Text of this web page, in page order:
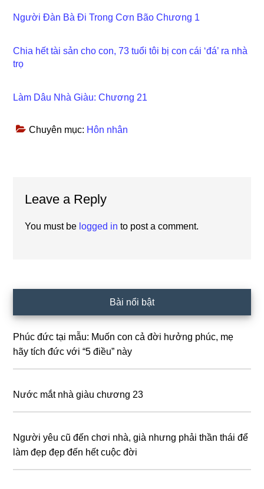
Người Đàn Bà Đi Trong Cơn Bão Chương 1
Chia hết tài sản cho con, 73 tuổi tôi bị con cái ‘đá’ ra nhà
trọ
Làm Dâu Nhà Giàu: Chương 21
Chuyên mục: Hôn nhân
Interactions
Leave a Reply
You must be logged in to post a comment.
Sidebar
Bài nổi bật
Phúc đức tại mẫu: Muốn con cả đời hưởng phúc, mẹ
hãy tích đức với “5 điều” này
Nước mắt nhà giàu chương 23
Người yêu cũ đến chơi nhà, già nhưng phải thần thái để
làm đẹp đẹp đến hết cuộc đời